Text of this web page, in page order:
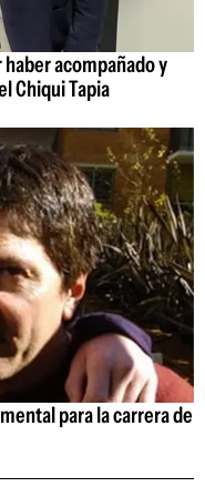
acompañado y
Chiqui Tapia
para la carrera de